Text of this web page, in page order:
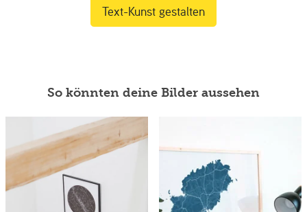
Text-Kunst gestalten
So könnten deine Bilder aussehen